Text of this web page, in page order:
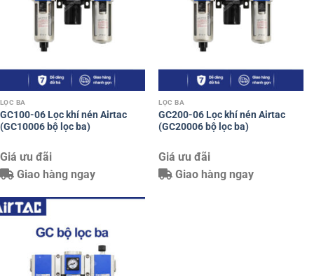
LỌC BA
GC100-06 Lọc khí nén Airtac
(GC10006 bộ lọc ba)
Giá ưu đãi
Giao hàng ngay
LỌC BA
GC200-06 Lọc khí nén Airtac
(GC20006 bộ lọc ba)
Giá ưu đãi
Giao hàng ngay